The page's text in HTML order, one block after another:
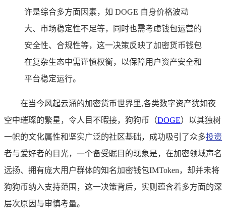
许是综合多方面因素，如 DOGE 自身价格波动
大、市场稳定性不足等，同时也需考虑钱包运营的
安全性、合规性等，这一决策反映了加密货币钱包
在复杂生态中需谨慎权衡，以保障用户资产安全和
平台稳定运行。
在当今风起云涌的加密货币世界里,各类数字资产犹如夜
空中璀璨的繁星，令人目不暇接，狗狗币（DOGE）以其独树
一帜的文化属性和坚实广泛的社区基础，成功吸引了众多投资
者与爱好者的目光，一个备受瞩目的现象是，在加密领域声名
远扬、拥有庞大用户群体的知名加密钱包IMToken，却并未将
狗狗币纳入支持范围，这一决策背后，实则蕴含着多方面的深
层次原因与审慎考量。